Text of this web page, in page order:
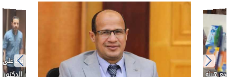
بناءً
حادث